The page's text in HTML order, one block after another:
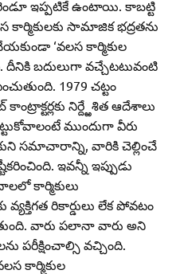
రెండూ ఇప్పటికే ఉంటాయి. కాబట్టి
కార్మికులకు సామాజిక భద్రతను
‘వలస కార్మికుల
దీనికి బదులుగా వచ్చేటటువంటి
1979 చట్టం
నిర్ద్ఱేశిత ఆదేశాలు
ముందుగా వీరు
సమాచారాన్ని, వారికి చెల్లించే
ఇవన్నీ ఇప్పుడు
కార్మికులు
రికార్డులు లేక పోవటం
తుంది. వారు పలానా వారు అని
పరీక్షించాల్సి వచ్చింది.
కార్మికుల